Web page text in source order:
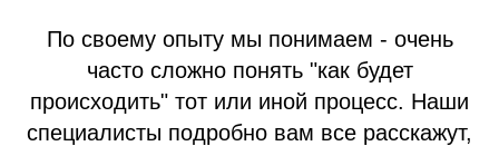
По своему опыту мы понимаем - очень
часто сложно понять "как будет
происходить" тот или иной процесс. Наши
специалисты подробно вам все расскажут,